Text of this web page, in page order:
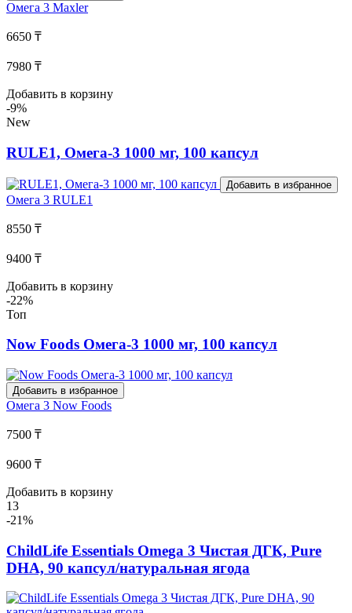
Омега 3 Maxler
6650 ₸
7980 ₸
Добавить в корзину
-9%
New
RULE1, Омега-3 1000 мг, 100 капсул
Добавить в избранное
Омега 3 RULE1
8550 ₸
9400 ₸
Добавить в корзину
-22%
Топ
Now Foods Омега-3 1000 мг, 100 капсул
Добавить в избранное
Омега 3 Now Foods
7500 ₸
9600 ₸
Добавить в корзину
13
-21%
ChildLife Essentials Omega 3 Чистая ДГК, Pure
DHA, 90 капсул/натуральная ягода